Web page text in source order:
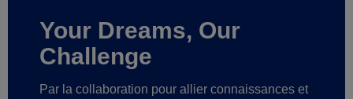
Your Dreams, Our
Challenge
Par la collaboration pour allier connaissances et